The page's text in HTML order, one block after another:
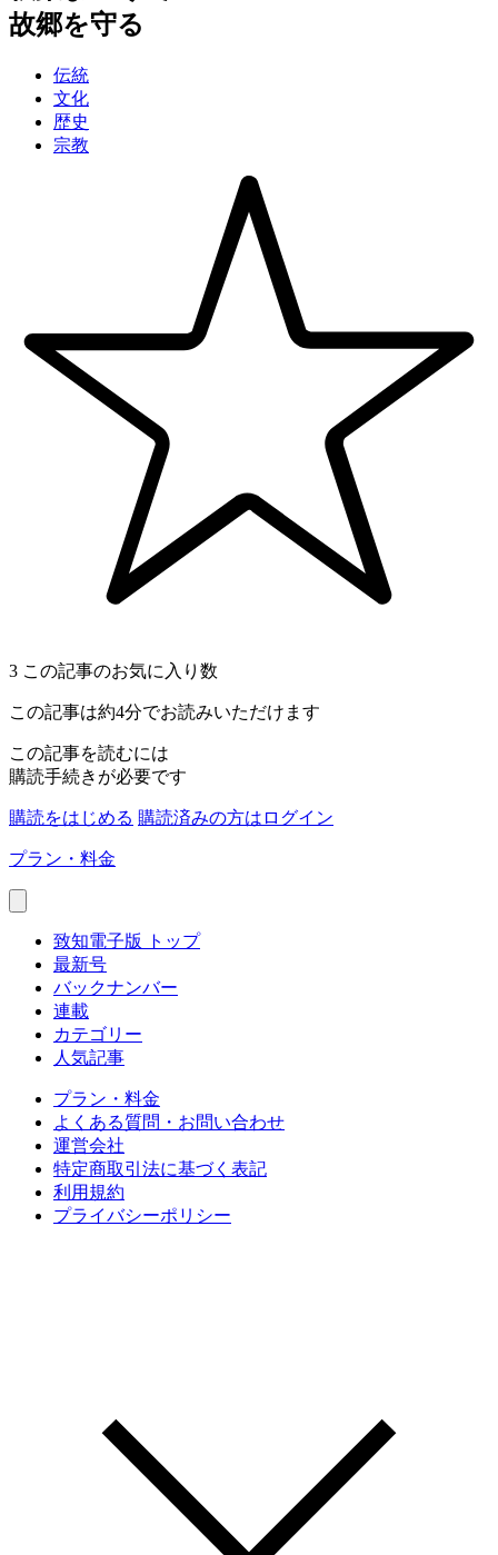
故郷を守る
伝統
文化
歴史
宗教
3 この記事のお気に入り数
この記事は約4分でお読みいただけます
この記事を読むには
購読手続きが必要です
購読をはじめる 購読済みの方はログイン
プラン・料金
致知電子版 トップ
最新号
バックナンバー
連載
カテゴリー
人気記事
プラン・料金
よくある質問・お問い合わせ
運営会社
特定商取引法に基づく表記
利用規約
プライバシーポリシー